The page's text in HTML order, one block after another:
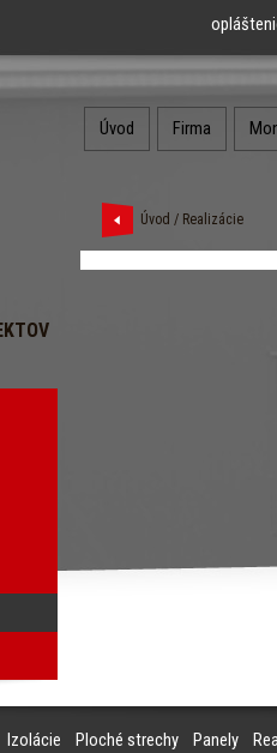
Úvod Firma
Úvod / Realizácie
Izolácie Ploché strechy Panely